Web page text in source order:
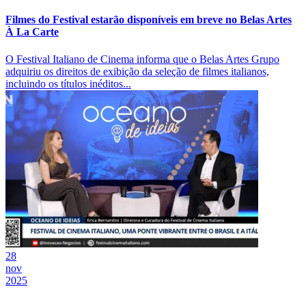
Filmes do Festival estarão disponíveis em breve no Belas Artes
À La Carte
O Festival Italiano de Cinema informa que o Belas Artes Grupo
adquiriu os direitos de exibição da seleção de filmes italianos,
incluindo os títulos inéditos...
28
nov
2025